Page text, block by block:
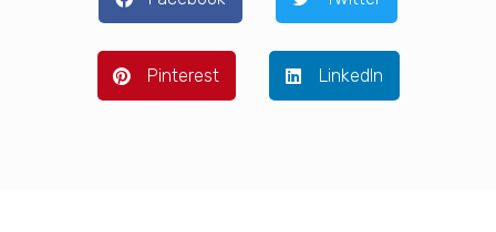
Pinterest LinkedIn